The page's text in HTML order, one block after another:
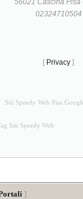
56021 Cascina Pisa
02324710504
[ Privacy ]
Siti Speedy Web Pisa
Siti Speedy Web
]